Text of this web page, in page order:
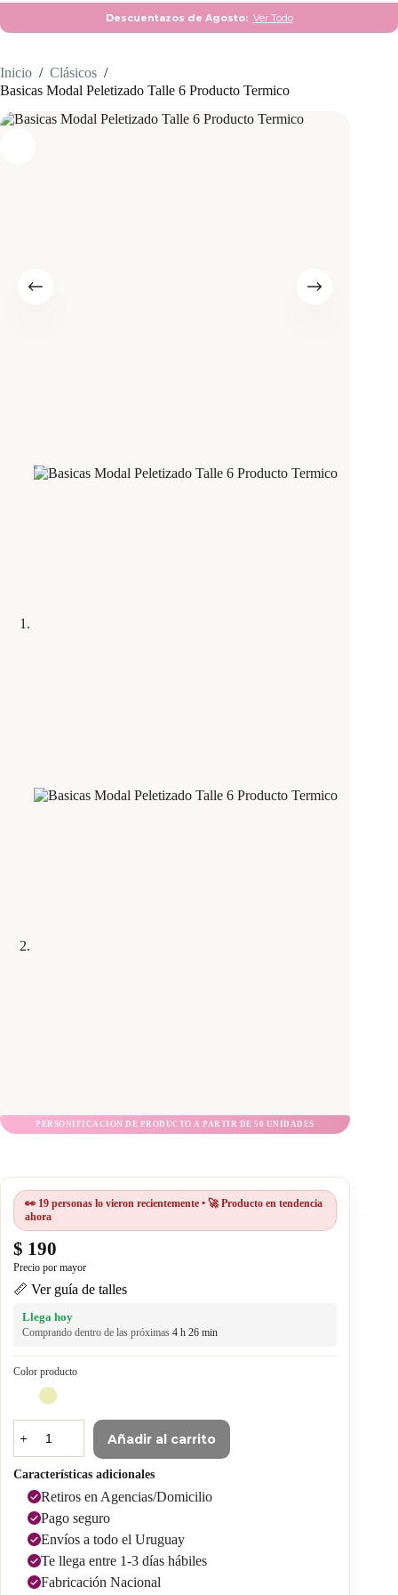
Descuentazos de Agosto: Ver Todo
Inicio / Clásicos /
Basicas Modal Peletizado Talle 6 Producto Termico
👀 19 personas lo vieron recientemente • 🚀 Producto en tendencia
ahora
$ 190
📏 Ver guía de talles
Llega hoy
Comprando dentro de las próximas 4 h 26 min
Color producto
Añadir al carrito
Características adicionales
Retiros en Agencias/Domicilio
Pago seguro
Envíos a todo el Uruguay
Te llega entre 1-3 días hábiles
Fabricación Nacional